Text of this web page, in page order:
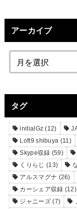
アーカイブ
タグ
initialGz (12)
Loft9 shibuya (11)
Skype収録 (59)
くりらじ (13)
アルスマグナ (26)
カーシェア収録 (12)
ジャニーズ(7)